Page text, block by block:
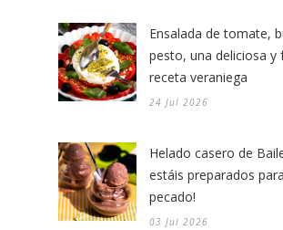
Ensalada de tomate,
pesto, una deliciosa y
receta veraniega
24 Jul 2026
Helado casero de
estáis preparados
pecado!
03 Jul 2026